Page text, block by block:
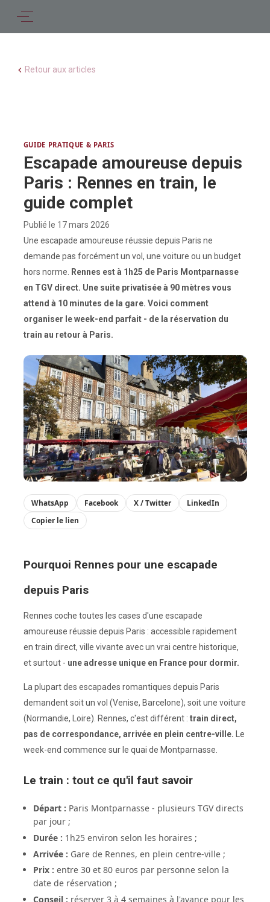
Retour aux articles
GUIDE PRATIQUE & PARIS
Escapade amoureuse depuis
Paris : Rennes en train, le
guide complet
Publié le 17 mars 2026
Une escapade amoureuse réussie depuis Paris ne
demande pas forcément un vol, une voiture ou un budget
hors norme.
Rennes est à 1h25 de Paris Montparnasse
en TGV direct. Une suite privatisée à 90 mètres vous
attend à 10 minutes de la gare. Voici comment
organiser le week-end parfait - de la réservation du
train au retour à Paris.
WhatsApp Facebook X / Twitter
LinkedIn
Copier le lien
Pourquoi Rennes pour une escapade
depuis Paris
Rennes coche toutes les cases d'une escapade
amoureuse réussie depuis Paris : accessible rapidement
en train direct, ville vivante avec un vrai centre historique,
et surtout - une adresse unique en France pour dormir.
La plupart des escapades romantiques depuis Paris
demandent soit un vol (Venise, Barcelone), soit une voiture
(Normandie, Loire). Rennes, c'est différent : train direct,
pas de correspondance, arrivée en plein centre-ville. Le
week-end commence sur le quai de Montparnasse.
Le train : tout ce qu'il faut savoir
Départ : Paris Montparnasse - plusieurs TGV directs
par jour ;
Durée : 1h25 environ selon les horaires ;
Arrivée : Gare de Rennes, en plein centre-ville ;
Prix : entre 30 et 80 euros par personne selon la
date de réservation ;
Conseil : réserver 3 à 4 semaines à l'avance pour les